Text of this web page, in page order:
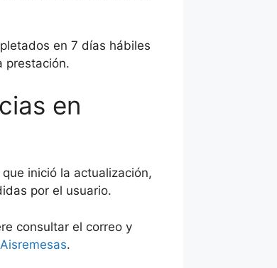
en 7 días hábiles
prestación.
en
inició la actualización,
por el usuario.
consultar el correo y
Aisremesas.